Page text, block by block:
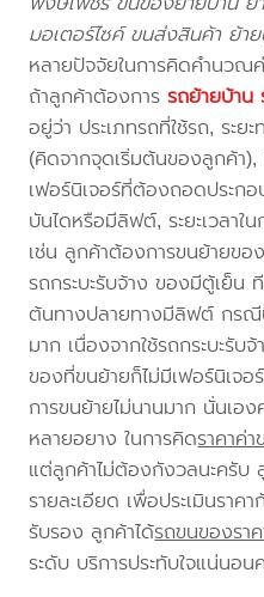
มอเตอร์ไซค์ ขนส่งสินค้า ย้า
หลายปัจจัยในการคิดคำนวณ
ถ้าลูกค้าต้องการรถย้ายบ้าน
อยู่ว่า ประเภทรถที่ใช้รถ, ระ
(คิดจากจุดเริ่มต้นของลูกค้า
เฟอร์นิเจอร์ที่ต้องถอดประก
บันไดหรือมีลิฟต์, ระยะเวลา
เช่น ลูกค้าต้องการขนย้ายขอ
รถกระบะรับจ้าง ของมีตู้เย็น
ต้นทางปลายทางมีลิฟต์ กรณี
มาก เนื่องจากใช้รถกระบะรั
ของที่ขนย้ายก็ไม่มีเฟอร์นิเจอ
การขนย้ายไม่นานมาก นั่นเอง
หลายอยาง ในการคิดราคาค่
แต่ลูกค้าไม่ต้องกังวลนะครับ
รายละเอียด เพื่อประเมินราค
รับรอง ลูกค้าได้รถขนของรา
ระดับ บริการประทับใจแน่นอน